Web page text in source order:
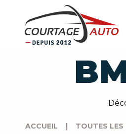
ACCUEIL | TOUTES LES